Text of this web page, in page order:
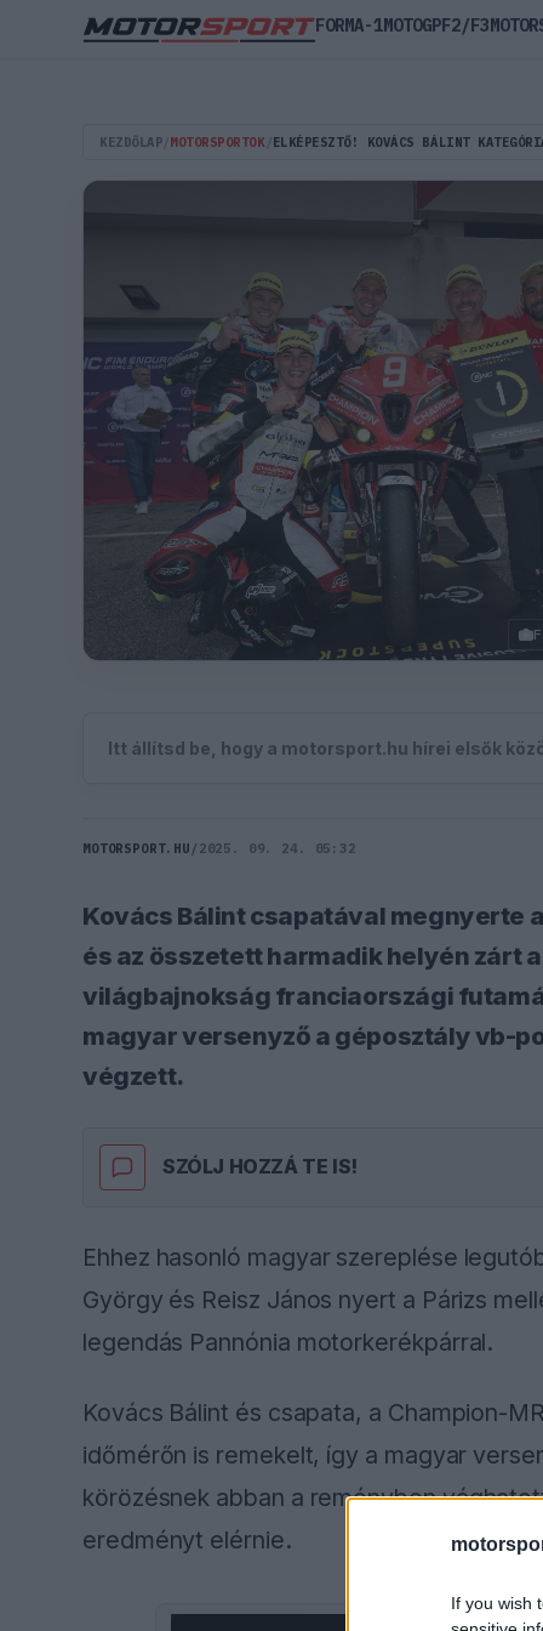
If you wish
KEZDŐLAP MOTORSPORTOK ELKÉPESZTŐ! KOVÁCS BÁLINT
Itt állítsd be, hogy a motorsport.hu hírei elsők
MOTORSPORT.HU / 2025. 09. 24. 05:32
Kovács Bálint csapatával megnyerte
és az összetett harmadik helyén zárt
világbajnokság franciaországi
magyar versenyző a géposztály vb-
végzett.
SZÓLJ HOZZÁ TE IS!
Ehhez hasonló magyar szereplése
György és Reisz János nyert a Párizs
legendás Pannónia motorkerékpárral.
Kovács Bálint és csapata, a Champion-
időmérőn is remekelt, így a magyar
körözésnek abban a reményben
eredményt elérnie.
FORMA-1MOTOGPF2/F3